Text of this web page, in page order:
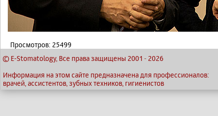
Просмотров: 25499
© E-Stomatology, Все права защищены 2001 - 2026
Информация на этом сайте предназначена для профессионалов:
врачей, ассистентов, зубных техников, гигиенистов